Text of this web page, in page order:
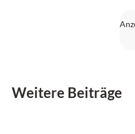
Diese Entwicklungen
Weitere Beiträge